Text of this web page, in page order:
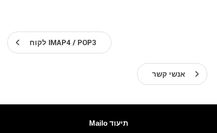
לקוח IMAP4 / POP3
אנשי קשר
Mailo תיעוד